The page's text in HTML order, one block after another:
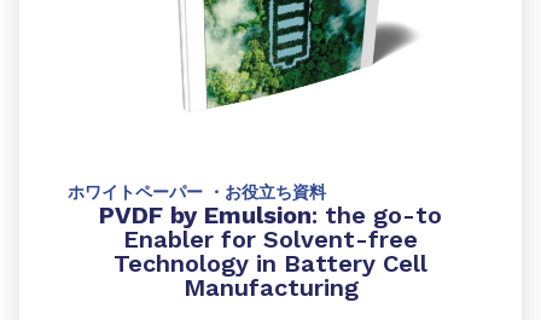
ホワイトペーパー ・お役立ち資料
PVDF by Emulsion: the go-to
Enabler for Solvent-free
Technology in Battery Cell
Manufacturing